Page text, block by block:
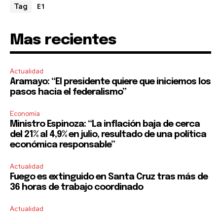
Tag E1
Mas recientes
Actualidad
Aramayo: “El presidente quiere que iniciemos los
pasos hacia el federalismo”
Economía
Ministro Espinoza: “La inflación baja de cerca
del 21% al 4,9% en julio, resultado de una política
económica responsable”
Actualidad
Fuego es extinguido en Santa Cruz tras más de
36 horas de trabajo coordinado
Actualidad